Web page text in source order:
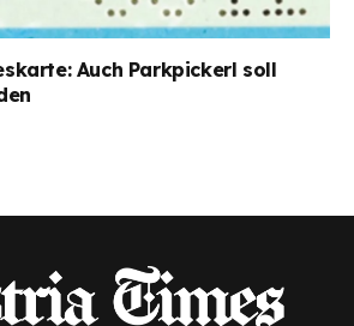
Auch Parkpickerl soll